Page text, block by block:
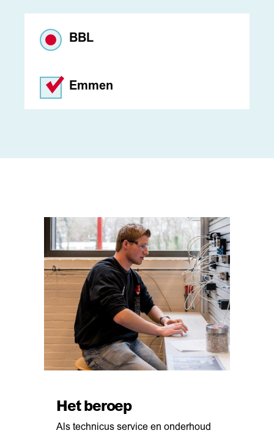
BBL
Emmen
Het beroep
Als technicus service en onderhoud